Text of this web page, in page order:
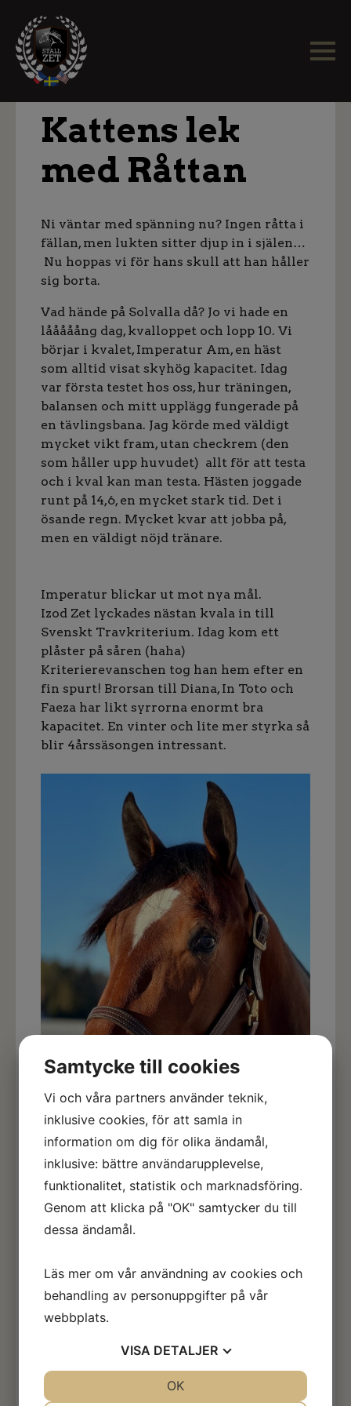
Kattens lek
med Råttan
Ni väntar med spänning nu? Ingen råtta i
fällan, men lukten sitter djup in i själen…
Nu hoppas vi för hans skull att han håller
sig borta.
Vad hände på Solvalla då? Jo vi hade en
lååååång dag, kvalloppet och lopp 10. Vi
börjar i kvalet, Imperatur Am, en häst
som alltid visat skyhög kapacitet. Idag
var första testet hos oss, hur träningen,
balansen och mitt upplägg fungerade på
en tävlingsbana. Jag körde med väldigt
mycket vikt fram, utan checkrem (den
som håller upp huvudet) allt för att testa
och i kval kan man testa. Hästen joggade
runt på 14,6, en mycket stark tid. Det i
ösande regn. Mycket kvar att jobba på,
men en väldigt nöjd tränare.
Imperatur blickar ut mot nya mål.
Izod Zet lyckades nästan kvala in till
Svenskt Travkriterium. Idag kom ett
plåster på såren (haha)
Kriterierevanschen tog han hem efter en
fin spurt! Brorsan till Diana, In Toto och
Faeza har likt syrrorna enormt bra
kapacitet. En vinter och lite mer styrka så
blir 4årssäsongen intressant.
Epic Kronos (LinaPergenius) och
turné, resan tog några timmar längre än
beräknat. Motorväg avstängd i Tyskland
och två trafikolyckor i Nederländerna,
Resan har gått bra, hästarna är
installerade på Grosbois. Efter mycket
tjat så lyckades jag få igenom kraven om
Samtycke till cookies
Vi och våra partners använder teknik,
inklusive cookies, för att samla in
information om dig för olika ändamål,
inklusive: bättre användarupplevelse,
funktionalitet, statistik och marknadsföring.
Genom att klicka på "OK" samtycker du till
dessa ändamål.
Läs mer om vår användning av cookies och
behandling av personuppgifter på vår
webbplats.
VISA DETALJER
OK